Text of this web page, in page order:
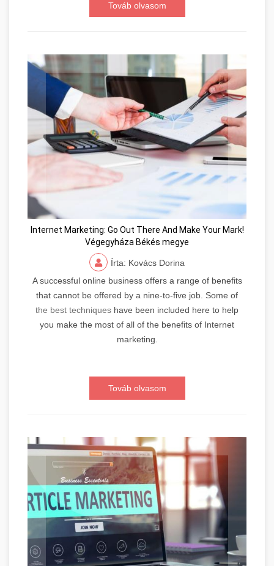
Továb olvasom
Internet Marketing: Go Out There And Make Your Mark!
Végegyháza Békés megye
Írta: Kovács Dorina
A successful online business offers a range of benefits
that cannot be offered by a nine-to-five job. Some of
the best techniques have been included here to help
you make the most of all of the benefits of Internet
marketing.
Továb olvasom